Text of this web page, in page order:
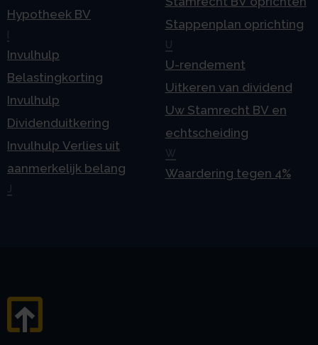
Hypotheek BV
Invulhulp
Belastingkorting
Invulhulp
Dividenduitkering
Invulhulp Verlies uit
aanmerkelijk belang
J
Stappenplan oprichting
U
U-rendement
Uitkeren van dividend
Uw Stamrecht BV en
echtscheiding
W
Waardering tegen 4%